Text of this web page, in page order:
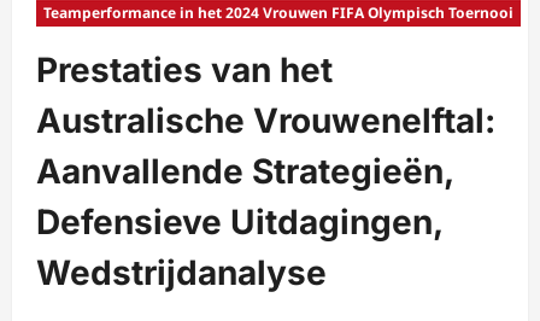
Teamperformance in het 2024 Vrouwen FIFA Olympisch Toernooi
Prestaties van het
Australische Vrouwenelftal:
Aanvallende Strategieën,
Defensieve Uitdagingen,
Wedstrijdanalyse